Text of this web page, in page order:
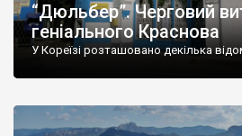
“Дюльбер”. Черговий
геніального Краснова
У Кореїзі розташовано декілька